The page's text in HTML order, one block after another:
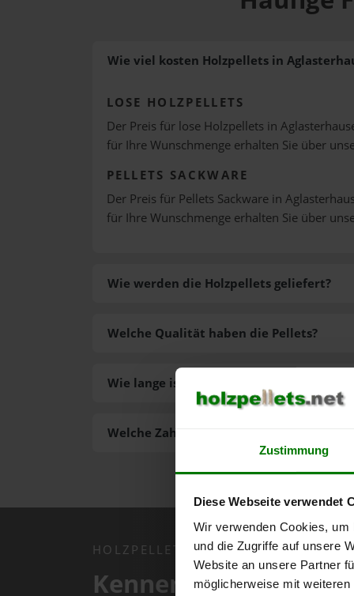
Zustimmung
Diese Webseite verwendet
Wir verwenden Cookies,
und die Zugriffe auf unsere
Website an unsere Partner
möglicherweise mit
Wie viel kosten Holzpellets in
LOSE HOLZPELLETS
Der Preis für lose Holzpellets in
für Ihre Wunschmenge erhalten Sie über
PELLETS SACKWARE
Der Preis für Pellets Sackware in
für Ihre Wunschmenge erhalten Sie über
Wie werden die Holzpellets geliefert?
Welche Zahlungsarten gibt es?
Welche Qualität haben die Pellets?
Wie lange ist die Lieferzeit der Pellets?
HOLZPELLETS.NET APP
Kennen Sie schon